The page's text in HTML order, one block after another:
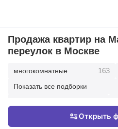
Продажа квартир на
переулок в Москве
многокомнатные 163
213
Показать все подборки
Открыть